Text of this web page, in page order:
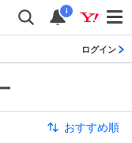
i
ログイン
おすすめ順